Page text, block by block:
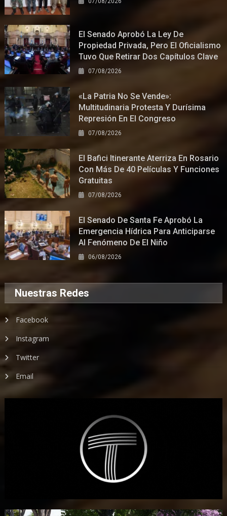
El Senado Aprobó La Ley De
Propiedad Privada, Pero El Oficialismo
Tuvo Que Retirar Dos Capítulos Clave
07/08/2026
«La Patria No Se Vende»:
Multitudinaria Protesta Y Durísima
Represión En El Congreso
07/08/2026
El Bafici Itinerante Aterriza En Rosario
Con Más De 40 Películas Y Funciones
Gratuitas
07/08/2026
El Senado De Santa Fe Aprobó La
Emergencia Hídrica Para Anticiparse
Al Fenómeno De El Niño
06/08/2026
Nuestras Redes
Facebook
Instagram
Twitter
Email